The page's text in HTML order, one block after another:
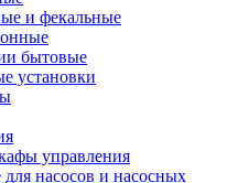
и фекальные
бытовые
установки
управления
насосов и насосных